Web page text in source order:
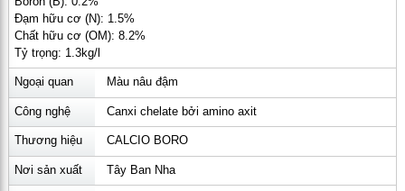
Free Amino Axit hữu cơ bao gồm: Glycine, Proline,
hydroxyproline, Alanine, Glutamic acid, Hydroxylysine,
Leucine, Lysine, Aspartic acid, Valine, Phenylalanine,
Tyrosine, Isoleucine, Methionine, Arginine, Threonine,
Histidine, Serin.
HƯỚNG DẪN SỬ DỤNG PHÂN BÓN LÁ CANXI BO
AMINO
Đạm hữu cơ (N): 1.5%
Chất hữu cơ (OM): 8.2%
Tỷ trọng: 1.3kg/l
Ngoại quan Màu nâu đậm
Công nghệ Canxi chelate bởi amino axit
Thương hiệu CALCIO BORO
Nơi sản xuất Tây Ban Nha